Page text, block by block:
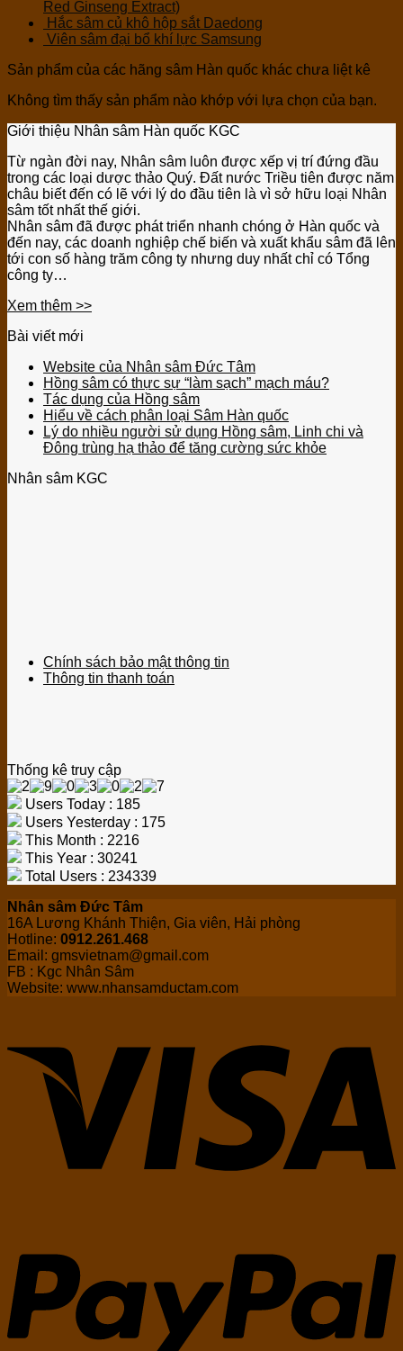
Red Ginseng Extract)
Hắc sâm củ khô hộp sắt Daedong
Viên sâm đại bổ khí lực Samsung
Sản phẩm của các hãng sâm Hàn quốc khác chưa liệt kê
Không tìm thấy sản phẩm nào khớp với lựa chọn của bạn.
Giới thiệu Nhân sâm Hàn quốc KGC
Từ ngàn đời nay, Nhân sâm luôn được xếp vị trí đứng đầu
trong các loại dược thảo Quý. Đất nước Triều tiên được năm
châu biết đến có lẽ với lý do đầu tiên là vì sở hữu loại Nhân
sâm tốt nhất thế giới.
Nhân sâm đã được phát triển nhanh chóng ở Hàn quốc và
đến nay, các doanh nghiệp chế biến và xuất khẩu sâm đã lên
tới con số hàng trăm công ty nhưng duy nhất chỉ có Tổng
công ty…
Xem thêm >>
Bài viết mới
Website của Nhân sâm Đức Tâm
Hồng sâm có thực sự “làm sạch” mạch máu?
Tác dụng của Hồng sâm
Hiểu về cách phân loại Sâm Hàn quốc
Lý do nhiều người sử dụng Hồng sâm, Linh chi và
Đông trùng hạ thảo để tăng cường sức khỏe
Nhân sâm KGC
Chính sách bảo mật thông tin
Thông tin thanh toán
Thống kê truy cập
Users Today : 185
Users Yesterday : 175
This Month : 2216
This Year : 30241
Total Users : 234339
Nhân sâm Đức Tâm
16A Lương Khánh Thiện, Gia viên, Hải phòng
Hotline: 0912.261.468
Email: gmsvietnam@gmail.com
FB : Kgc Nhân Sâm
Website: www.nhansamductam.com